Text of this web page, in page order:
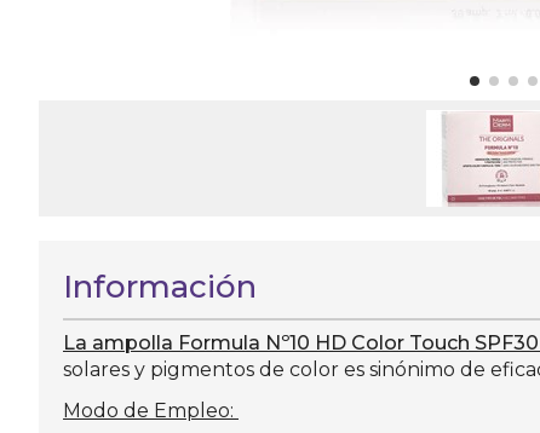
Información
La ampolla Formula Nº10 HD Color Touch
solares y pigmentos de color es sinónimo de
Modo de Empleo: